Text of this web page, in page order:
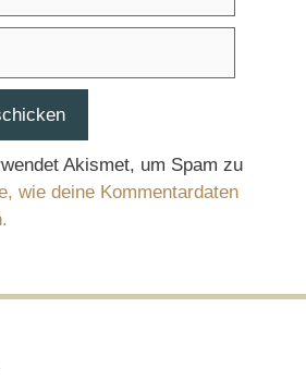
Akismet, um Spam zu
wie deine Kommentardaten